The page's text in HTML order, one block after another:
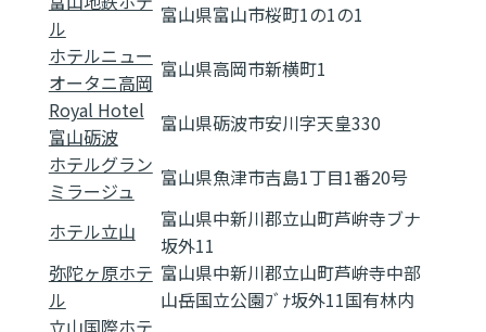
ル
富山県富山市桜町1の1の1
ホテルニュー
オータニ高岡
富山県高岡市新横町1
Royal Hotel
富山砺波
富山県砺波市安川字天皇330
ホテルグラン
ミラージュ
富山県魚津市吉島1丁目1番20号
ホテル立山
富山県中新川郡立山町芦峅寺ブナ
坂外11
弥陀ヶ原ホテ
ル
富山県中新川郡立山町芦峅寺中部
山岳国立公園ﾌﾞﾅ坂外11国有林内
立山国際ホテ